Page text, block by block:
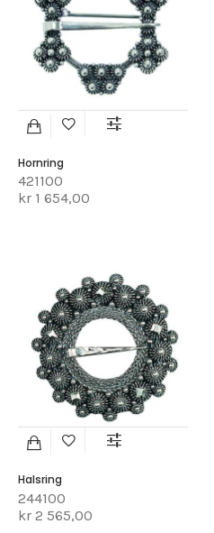
Hornring
421100
kr 1 654,00
Halsring
244100
kr 2 565,00